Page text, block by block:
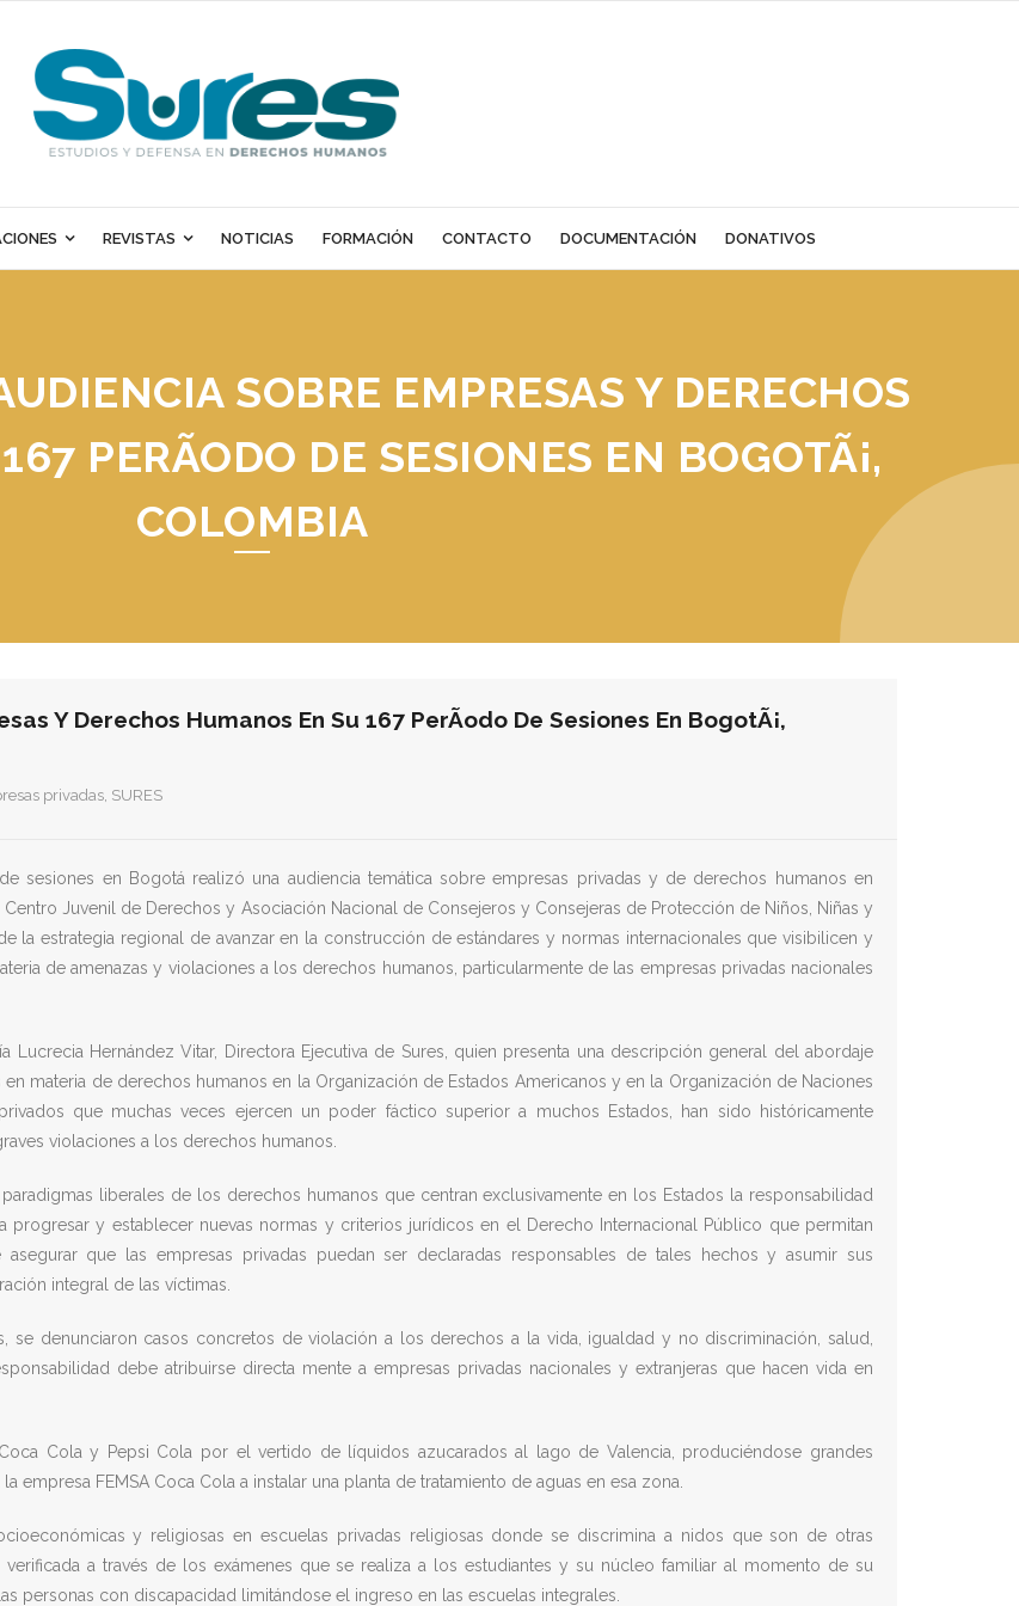
REVISTAS NOTICIAS FORMACIÓN CONTACTO DOCUMENTACIÓN DONATIVOS
SOBRE EMPRESAS Y DERECHOS
PERÃ­ODO DE SESIONES EN BOGOTÃ¡,
COLOMBIA
Y Derechos Humanos En Su 167 PerÃ­odo De Sesiones En BogotÃ¡,
privadas SURES
sesiones en Bogotá realizó una audiencia temática sobre empresas privadas y de derechos humanos en
Juvenil de Derechos y Asociación Nacional de Consejeros y Consejeras de Protección de Niños, Niñas y
la estrategia regional de avanzar en la construcción de estándares y normas internacionales que visibilicen y
de amenazas y violaciones a los derechos humanos, particularmente de las empresas privadas nacionales
Lucrecia Hernández Vitar, Directora Ejecutiva de Sures, quien presenta una descripción general del abordaje
materia de derechos humanos en la Organización de Estados Americanos y en la Organización de Naciones
que muchas veces ejercen un poder fáctico superior a muchos Estados, han sido históricamente
violaciones a los derechos humanos.
liberales de los derechos humanos que centran exclusivamente en los Estados la responsabilidad
progresar y establecer nuevas normas y criterios jurídicos en el Derecho Internacional Público que permitan
que las empresas privadas puedan ser declaradas responsables de tales hechos y asumir sus
integral de las víctimas.
se denunciaron casos concretos de violación a los derechos a la vida, igualdad y no discriminación, salud,
debe atribuirse directa mente a empresas privadas nacionales y extranjeras que hacen vida en
Cola y Pepsi Cola por el vertido de líquidos azucarados al lago de Valencia, produciéndose grandes
FEMSA Coca Cola a instalar una planta de tratamiento de aguas en esa zona.
y religiosas en escuelas privadas religiosas donde se discrimina a nidos que son de otras
a través de los exámenes que se realiza a los estudiantes y su núcleo familiar al momento de su
personas con discapacidad limitándose el ingreso en las escuelas integrales.